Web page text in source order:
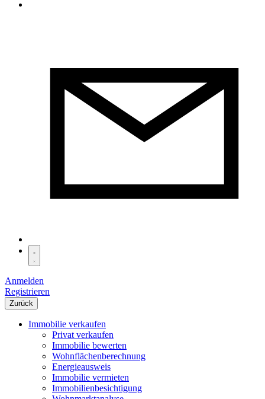
Anmelden
Registrieren
Zurück
Immobilie verkaufen
Privat verkaufen
Immobilie bewerten
Wohnflächenberechnung
Energieausweis
Immobilie vermieten
Immobilienbesichtigung